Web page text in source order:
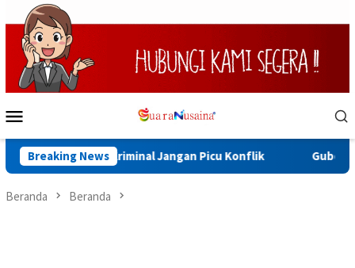
Loncat
ke
konten
Mobile
Breaking News
Kasus Kriminal Jangan Picu Konflik Gubernur Maluku
Beranda Beranda